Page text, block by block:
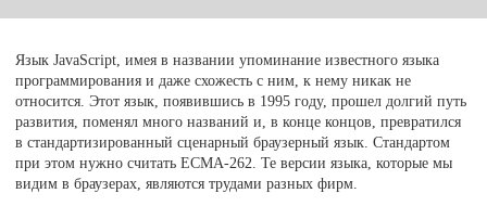
Язык JavaScript, имея в названии упоминание известного языка
программирования и даже схожесть с ним, к нему никак не
относится. Этот язык, появившись в 1995 году, прошел долгий путь
развития, поменял много названий и, в конце концов, превратился
в стандартизированный сценарный браузерный язык. Стандартом
при этом нужно считать ECMA-262. Те версии языка, которые мы
видим в браузерах, являются трудами разных фирм.